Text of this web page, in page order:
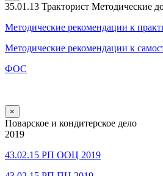
35.01.13 Тракторист Методические
Методические рекомендации к
Методические рекомендации к
ФОС
×
Поварское и кондитерское дело
2019
43.02.15 РП ООЦ 2019